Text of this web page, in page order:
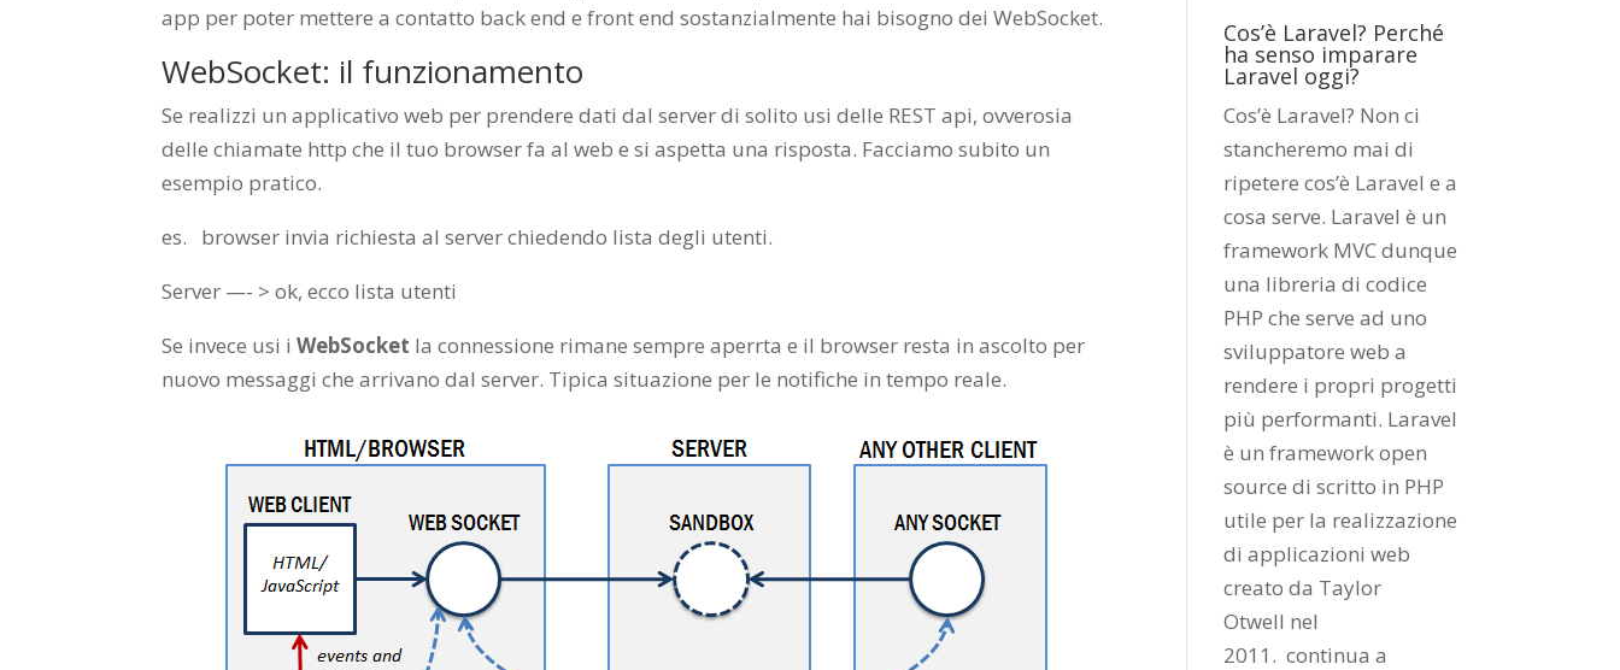
app per poter mettere a contatto back end e front end sostanzialmente hai bisogno dei WebSocket.
WebSocket: il funzionamento
Se realizzi un applicativo web per prendere dati dal server di solito usi delle REST api, ovverosia
delle chiamate http che il tuo browser fa al web e si aspetta una risposta. Facciamo subito un
esempio pratico.
es. browser invia richiesta al server chiedendo lista degli utenti.
Server —- > ok, ecco lista utenti
Se invece usi iWebSocket la connessione rimane sempre aperrta e il browser resta in ascolto per
nuovo messaggi che arrivano dal server. Tipica situazione per le notifiche in tempo reale.
Cos’è Laravel? Perché
ha senso imparare
Laravel oggi?
Cos’è Laravel? Non ci
stancheremo mai di
ripetere cos’è Laravel e a
cosa serve. Laravel è un
framework MVC dunque
una libreria di codice
PHP che serve ad uno
sviluppatore web a
rendere i propri progetti
più performanti. Laravel
è un framework open
source di scritto in PHP
utile per la realizzazione
di applicazioni web
creato da Taylor
Otwell nel
2011.continua a